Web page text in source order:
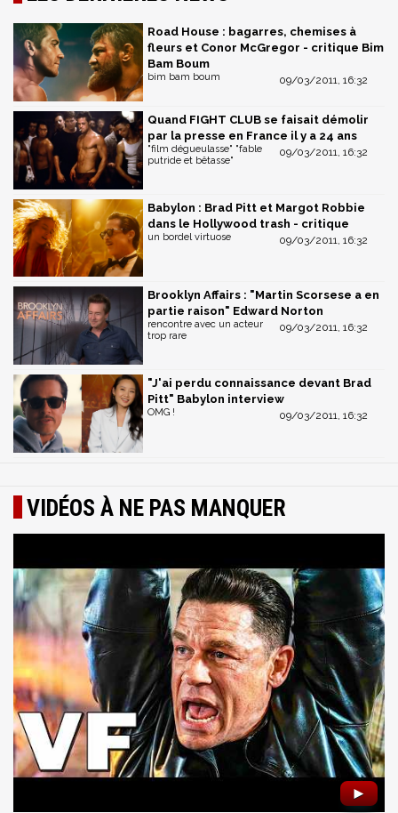
Road House : bagarres, chemises à
fleurs et Conor McGregor - critique Bim
Bam Boum
09/03/2011, 16:32
bim bam boum
Quand FIGHT CLUB se faisait démolir
par la presse en France il y a 24 ans
09/03/2011, 16:32
"film dégueulasse" "fable
putride et bêtasse"
Babylon : Brad Pitt et Margot Robbie
dans le Hollywood trash - critique
09/03/2011, 16:32
un bordel virtuose
Brooklyn Affairs : "Martin Scorsese a en
partie raison" Edward Norton
09/03/2011, 16:32
rencontre avec un acteur
trop rare
"J'ai perdu connaissance devant Brad
Pitt" Babylon interview
09/03/2011, 16:32
OMG !
VIDÉOS À NE PAS MANQUER
►